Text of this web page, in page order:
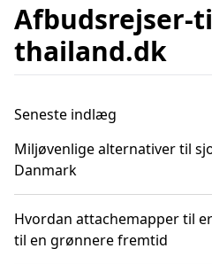
Afbudsrejser-
thailand.dk
Seneste indlæg
Miljøvenlige alternativer til
Danmark
Hvordan attachemapper til
til en grønnere fremtid